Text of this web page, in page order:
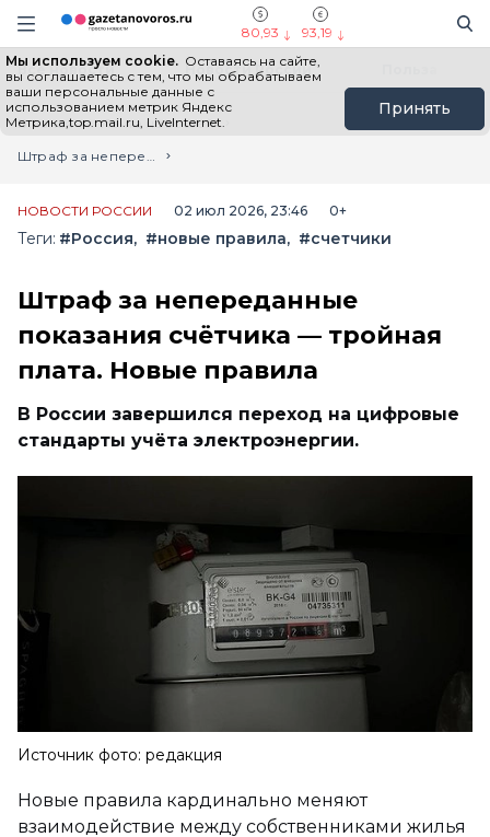
Информационный портал "ГазетаНоворос.ру"
Навигация сайта
80,93 93,19
Мы используем cookie. Оставаясь на сайте,
вы соглашаетесь с тем, что мы обрабатываем
ваши персональные данные с
использованием метрик Яндекс
Метрика,top.mail.ru, LiveInternet.
Принять
Все новости Новости России
Главная
Лента новостей
Штраф за непереданные показания счётчика — тройная плата. Новые правила
НОВОСТИ РОССИИ 02 июл 2026, 23:46 0+
Теги: #Россия #новые правила #счетчики
Штраф за непереданные
показания счётчика — тройная
плата. Новые правила
В России завершился переход на цифровые
стандарты учёта электроэнергии.
Источник фото: редакция
Новые правила кардинально меняют
взаимодействие между собственниками жилья